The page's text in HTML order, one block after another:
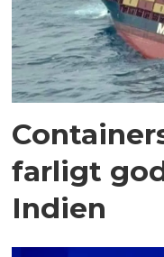
farligt
Indien